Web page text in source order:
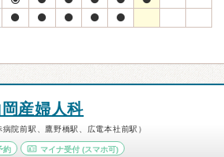
産婦人科
院前駅、鷹野橋駅、広電本社前駅）
約 マイナ受付 (スマホ可)